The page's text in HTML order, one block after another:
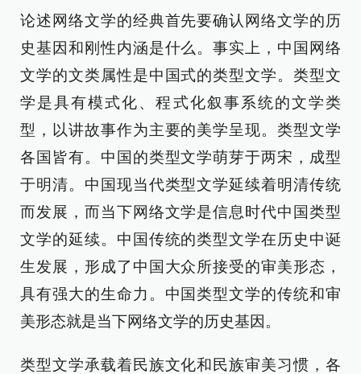
论述网络文学的经典首先要确认网络文学的历
史基因和刚性内涵是什么。事实上，中国网络
文学的文类属性是中国式的类型文学。类型文
学是具有模式化、程式化叙事系统的文学类
型，以讲故事作为主要的美学呈现。类型文学
各国皆有。中国的类型文学萌芽于两宋，成型
于明清。中国现当代类型文学延续着明清传统
而发展，而当下网络文学是信息时代中国类型
文学的延续。中国传统的类型文学在历史中诞
生发展，形成了中国大众所接受的审美形态，
具有强大的生命力。中国类型文学的传统和审
美形态就是当下网络文学的历史基因。
类型文学承载着民族文化和民族审美习惯，各